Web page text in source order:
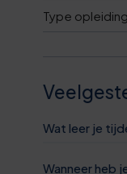
Type opleiding
Wat leer je
Wanneer heb
0
2
3